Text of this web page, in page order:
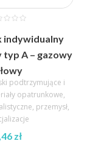
indywidualny
typ A – gazowy
podtrzymujące i
opatrunkowe,
, przemysł,
zł